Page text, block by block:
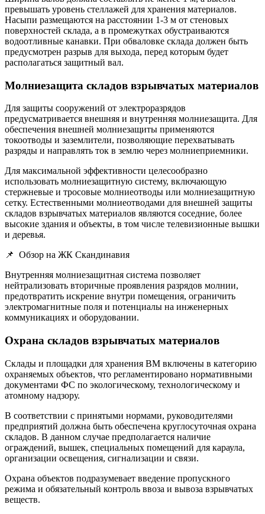
превышать уровень стеллажей для хранения материалов.
Насыпи размещаются на расстоянии 1-3 м от стеновых
поверхностей склада, а в промежутках обустраиваются
водоотливные канавки. При обваловке склада должен быть
предусмотрен разрыв для выхода, перед которым будет
располагаться защитный вал.
Молниезащита складов взрывчатых материалов
Для защиты сооружений от электроразрядов
предусматривается внешняя и внутренняя молниезащита. Для
обеспечения внешней молниезащиты применяются
токоотводы и заземлители, позволяющие перехватывать
разряды и направлять ток в землю через молниеприемники.
Для максимальной эффективности целесообразно
использовать молниезащитную систему, включающую
стержневые и тросовые молниеотводы или молниезащитную
сетку. Естественными молниеотводами для внешней защиты
складов взрывчатых материалов являются соседние, более
высокие здания и объекты, в том числе телевизионные вышки
и деревья.
📌 Обзор на ЖК Скандинавия
Внутренняя молниезащитная система позволяет
нейтрализовать вторичные проявления разрядов молнии,
предотвратить искрение внутри помещения, ограничить
электромагнитные поля и потенциалы на инженерных
коммуникациях и оборудовании.
Охрана складов взрывчатых материалов
Склады и площадки для хранения ВМ включены в категорию
охраняемых объектов, что регламентировано нормативными
документами ФС по экологическому, технологическому и
атомному надзору.
В соответствии с принятыми нормами, руководителями
предприятий должна быть обеспечена круглосуточная охрана
складов. В данном случае предполагается наличие
ограждений, вышек, специальных помещений для караула,
организации освещения, сигнализации и связи.
Охрана объектов подразумевает введение пропускного
режима и обязательный контроль ввоза и вывоза взрывчатых
веществ.